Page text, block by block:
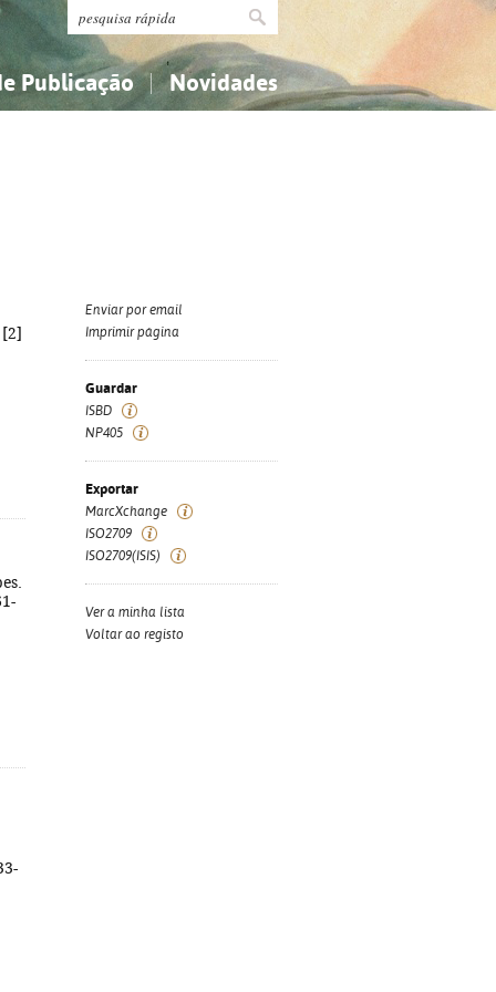
Publicação Novidades
Enviar por email
Imprimir página
Guardar
ISBD
NP405
Exportar
MarcXchange
ISO2709
ISO2709(ISIS)
Ver a minha lista
Voltar ao registo